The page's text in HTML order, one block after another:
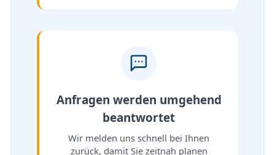
Anfragen werden umgehend
beantwortet
Wir melden uns schnell bei Ihnen
zurück, damit Sie zeitnah planen